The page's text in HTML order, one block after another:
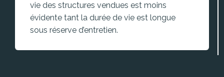
vie des structures vendues est moins
évidente tant la durée de vie est longue
sous réserve d’entretien.